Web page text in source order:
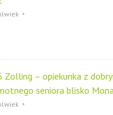
Zolling – opiekunka z
seniora blisko